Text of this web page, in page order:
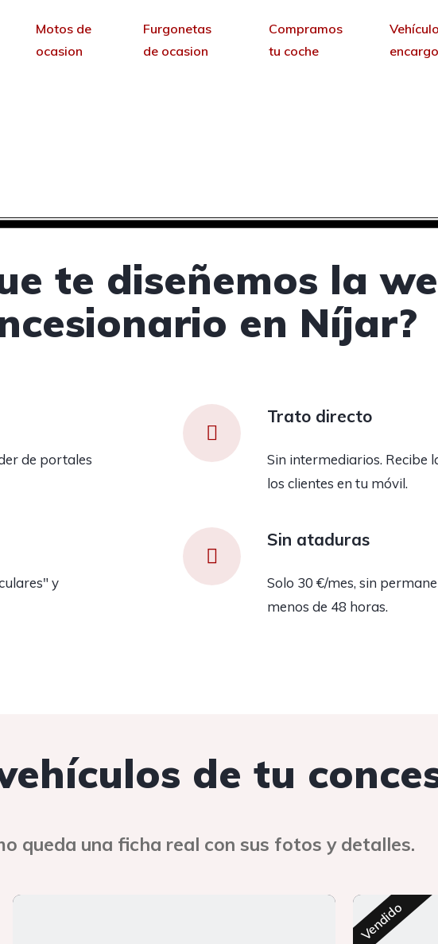
Motos de
ocasion
Furgonetas
de ocasion
Compramos
tu coche
encargo
te diseñemos la
en Níjar?
de portales
Trato directo
Sin intermediarios. Recibe
los clientes en tu móvil.
y
Sin ataduras
Solo 30 €/mes, sin
menos de 48 horas.
de tu
queda una ficha real con sus fotos y detalles.
Vendido